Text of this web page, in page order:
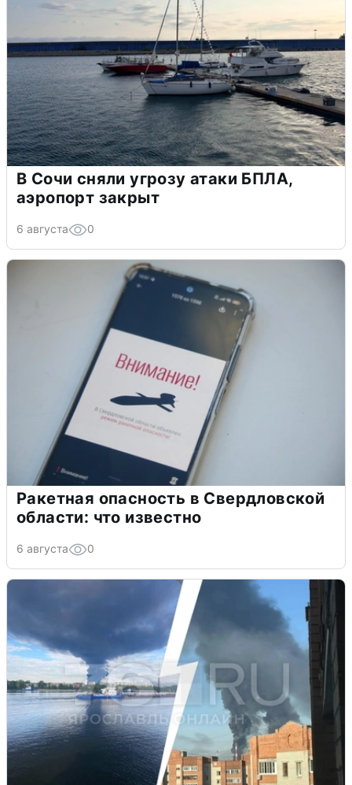
В Сочи сняли угрозу атаки БПЛА,
аэропорт закрыт
6 августа 0
Ракетная опасность в Свердловской
области: что известно
6 августа 0